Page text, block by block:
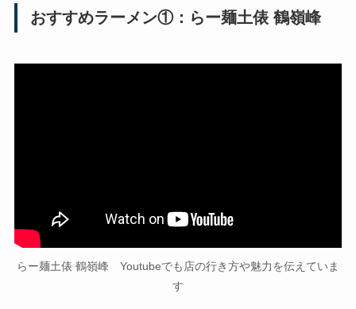
おすすめラーメン①：らー麺土俵 鶴嶺峰
らー麺土俵 鶴嶺峰 Youtubeでも店の行き方や魅力を伝えていま
す